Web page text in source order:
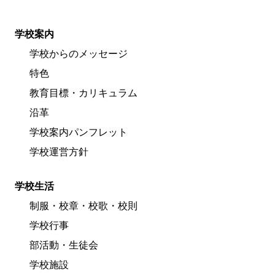
学校案内
学校からのメッセージ
特色
教育目標・カリキュラム
沿革
学校案内パンフレット
学校運営方針
学校生活
制服・校章・校歌・校則
学校行事
部活動・生徒会
学校施設